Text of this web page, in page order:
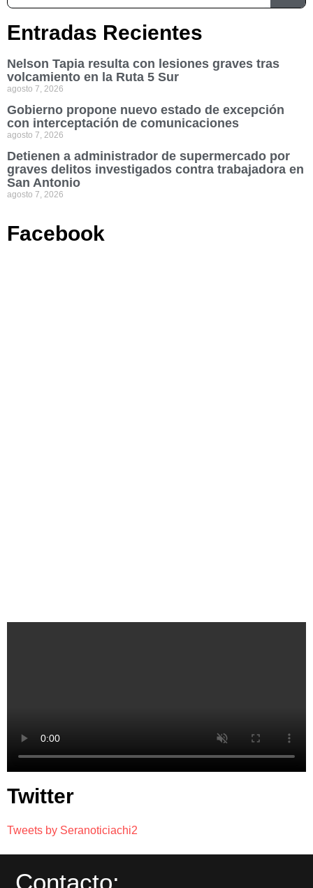
Entradas Recientes
Nelson Tapia resulta con lesiones graves tras
volcamiento en la Ruta 5 Sur
agosto 7, 2026
Gobierno propone nuevo estado de excepción
con interceptación de comunicaciones
agosto 7, 2026
Detienen a administrador de supermercado por
graves delitos investigados contra trabajadora en
San Antonio
agosto 7, 2026
Facebook
Twitter
Tweets by Seranoticiachi2
Contacto: